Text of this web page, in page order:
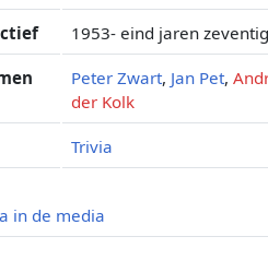
1953- eind jaren zeventig
Peter Zwart, Jan Pet,
der Kolk
Trivia
in de media